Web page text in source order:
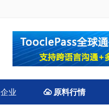
企业 原料行情